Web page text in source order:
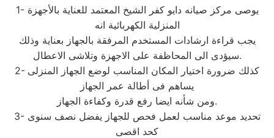
1- يوصى مركز صيانه دايو كفر الشيخ المعتمد للعناية بالأجهزة
المنزلية الكهربائية انه
يجب قراءة ارشادات المستخدم المرفقة بالجهاز بعناية وذلك
سيؤدى الى المحاظفة على الاجهزة وتلاشى الاعطال.
2- كذلك ضرورة اختيار المكان المناسب لوضع الجهاز المنزلى
يساهم فى أطالة عمر الجهاز
ومن شأنه ايضا رفع قدرة وكفاءة الجهاز.
3- تحديد موعد مناسب لعمل فحص للجهاز يفضل نصف سنوى
كحد اقصى